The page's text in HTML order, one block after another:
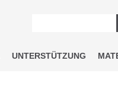
UNTERSTÜTZUNG